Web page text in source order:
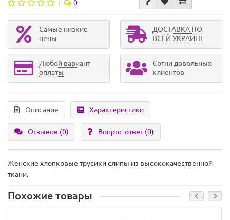
0
Самые низкие
цены
ДОСТАВКА ПО
ВСЕЙ УКРАИНЕ
Любой вариант
оплаты
Сотни довольных
клиентов
Описание Характеристики
Отзывов (0) Вопрос-ответ(0)
Женские хлопковые трусики слипы из высококачественной
ткани.
Похожие товары